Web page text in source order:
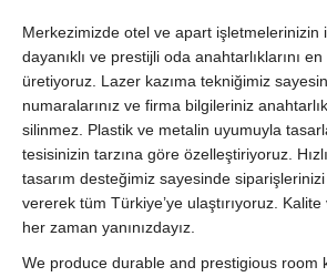
Plastik
Anahtarlık
quantity
Merkezimizde otel ve apart işletmelerinizin
dayanıklı ve prestijli oda anahtarlıklarını
üretiyoruz. Lazer kazıma tekniğimiz
numaralarınız ve firma bilgileriniz
silinmez. Plastik ve metalin uyumuyla
tesisinizin tarzına göre özelleştiriyoruz.
tasarım desteğimiz sayesinde
vererek tüm Türkiye’ye ulaştırıyoruz.
her zaman yanınızdayız.
We produce durable and prestigious room